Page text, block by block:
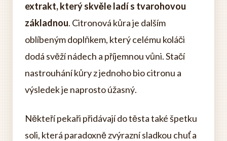
extrakt, který skvěle ladí s tvarohovou
základnou. Citronová kůra je dalším
oblíbeným doplňkem, který celému koláči
dodá svěží nádech a příjemnou vůni. Stačí
nastrouhání kůry z jednoho bio citronu a
výsledek je naprosto úžasný.
Někteří pekaři přidávají do těsta také špetku
soli, která paradoxně zvýrazní sladkou chuť a